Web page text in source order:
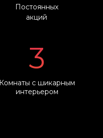
Постоянных
акций
3
Комнаты с шикарным
интерьером